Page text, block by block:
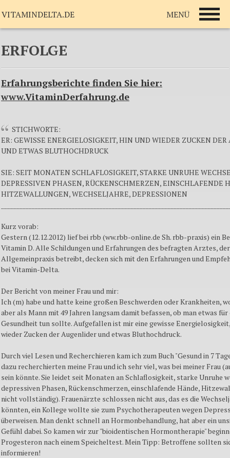
ERFOLGE
Erfahrungsberichte finden Sie hier:
www.VitaminDerfahrung.de
STICHWORTE:
ER: GEWISSE ENERGIELOSIGKEIT, HIN UND WIEDER ZUCKEN
UND ETWAS BLUTHOCHDRUCK
SIE: SEIT MONATEN SCHLAFLOSIGKEIT, STARKE UNRUHE
DEPRESSIVEN PHASEN, RÜCKENSCHMERZEN, EINSCHLAFENDE
HITZEWALLUNGEN, WECHSELJAHRE, DEPRESSIONEN
Kurz vorab:
Gestern (12.12.2012) lief bei rbb (ww.rbb-online.de Sh. rbb-praxis) ein
Vitamin D. Alle Schildungen und Erfahrungen des befragten Arztes,
Allgemeinpraxis betreibt, decken sich mit den Erfahrungen und
bei Vitamin-Delta.
Der Bericht von meiner Frau und mir:
Ich (m) habe und hatte keine großen Beschwerden oder Krankheiten,
aber als Mann mit 49 Jahren langsam damit befassen, ob man etwas für
Gesundheit tun sollte. Aufgefallen ist mir eine gewisse
wieder Zucken der Augenlider und etwas Bluthochdruck.
Durch viel Lesen und Recherchieren kam ich zum Buch "Gesund in 7
dazu recherchierten meine Frau und ich sehr viel, was bei meiner Frau
sein könnte. Sie leidet seit Monaten an Schlaflosigkeit, starke Unruhe
depressiven Phasen, Rückenschmerzen, einschlafende Hände,
nicht vollständig). Frauenärzte schlossen nicht aus, das es die
könnten, ein Kollege wollte sie zum Psychotherapeuten wegen
überweisen. Man denkt schnell an Hormonbehandlung, hat aber ein
Gefühl dabei. So kamen wir zur "bioidentischen Hormontherapie"
Progesteron nach einem Speicheltest. Mein Tipp: Betroffene sollten
informieren!
VITAMINDELTA.DE MENÜ